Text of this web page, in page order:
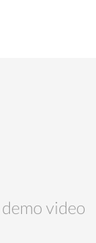
video